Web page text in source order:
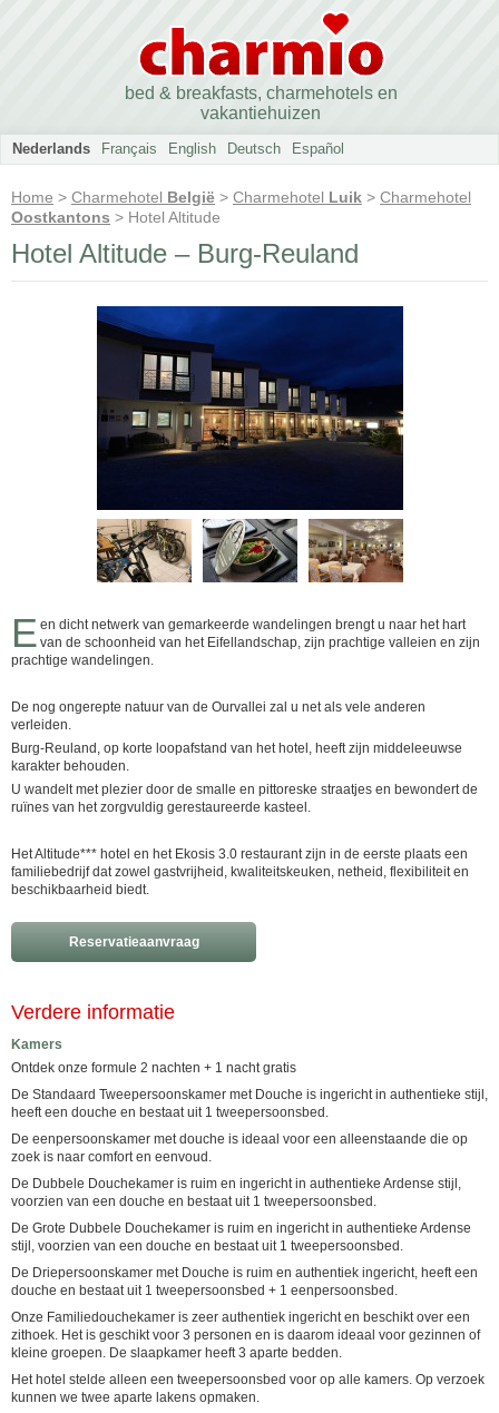
bed & breakfasts, charmehotels en
vakantiehuizen
Nederlands Français English Deutsch Español
Home > Charmehotel België > Charmehotel Luik > Charmehotel
Oostkantons > Hotel Altitude
Hotel Altitude – Burg-Reuland
E en dicht netwerk van gemarkeerde wandelingen brengt u naar het hart
van de schoonheid van het Eifellandschap, zijn prachtige valleien en zijn
prachtige wandelingen.
De nog ongerepte natuur van de Ourvallei zal u net als vele anderen
verleiden.
Burg-Reuland, op korte loopafstand van het hotel, heeft zijn middeleeuwse
karakter behouden.
U wandelt met plezier door de smalle en pittoreske straatjes en bewondert de
ruïnes van het zorgvuldig gerestaureerde kasteel.
Het Altitude*** hotel en het Ekosis 3.0 restaurant zijn in de eerste plaats een
familiebedrijf dat zowel gastvrijheid, kwaliteitskeuken, netheid, flexibiliteit en
beschikbaarheid biedt.
Reservatieaanvraag
Verdere informatie
Kamers
Ontdek onze formule 2 nachten + 1 nacht gratis
De Standaard Tweepersoonskamer met Douche is ingericht in authentieke stijl,
heeft een douche en bestaat uit 1 tweepersoonsbed.
De eenpersoonskamer met douche is ideaal voor een alleenstaande die op
zoek is naar comfort en eenvoud.
De Dubbele Douchekamer is ruim en ingericht in authentieke Ardense stijl,
voorzien van een douche en bestaat uit 1 tweepersoonsbed.
De Grote Dubbele Douchekamer is ruim en ingericht in authentieke Ardense
stijl, voorzien van een douche en bestaat uit 1 tweepersoonsbed.
De Driepersoonskamer met Douche is ruim en authentiek ingericht, heeft een
douche en bestaat uit 1 tweepersoonsbed + 1 eenpersoonsbed.
Onze Familiedouchekamer is zeer authentiek ingericht en beschikt over een
zithoek. Het is geschikt voor 3 personen en is daarom ideaal voor gezinnen of
kleine groepen. De slaapkamer heeft 3 aparte bedden.
Het hotel stelde alleen een tweepersoonsbed voor op alle kamers. Op verzoek
kunnen we twee aparte lakens opmaken.